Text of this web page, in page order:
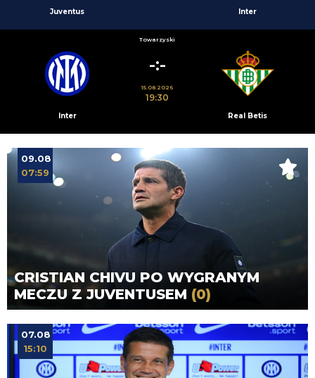
Juventus Inter
Inter
Towarzyski
-:-
15.08.2026
19:30
Real Betis
CRISTIAN CHIVU PO WYGRANYM
MECZU Z JUVENTUSEM (0)
09.08
07:59
07.08
15:10